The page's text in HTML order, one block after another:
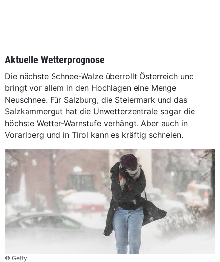
Aktuelle Wetterprognose
Die nächste Schnee-Walze überrollt Österreich und
bringt vor allem in den Hochlagen eine Menge
Neuschnee. Für Salzburg, die Steiermark und das
Salzkammergut hat die Unwetterzentrale sogar die
höchste Wetter-Warnstufe verhängt. Aber auch in
Vorarlberg und in Tirol kann es kräftig schneien.
© Getty